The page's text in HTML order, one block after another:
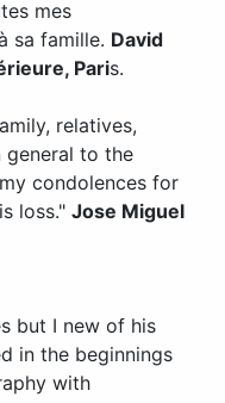
mes
sa famille. David
Paris.
relatives,
general to the
condolences for
loss." Jose Miguel
but I new of his
in the beginnings
with